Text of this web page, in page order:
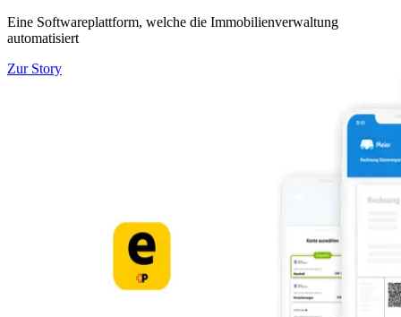
Eine Softwareplattform, welche die Immobilienverwaltung
automatisiert
Zur Story